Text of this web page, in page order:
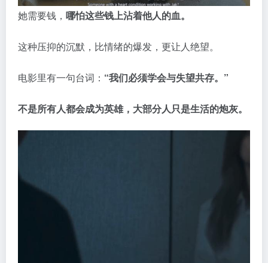
她需要钱， 哪怕这些钱上沾着他人的血。
这种压抑的沉默，比情绪的爆发，更让人绝望。
电影里有一句台词： “我们必须学会与失望共存。”
不是所有人都会成为英雄，大部分人只是生活的炮灰。